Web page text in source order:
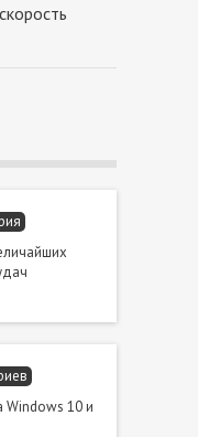
Windows 10 и